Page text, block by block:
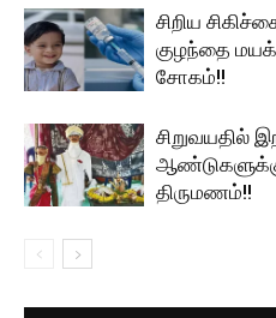
சிறிய
குழந்தை
சோகம்!!
சிறுவயதில்
திருமணம்!!